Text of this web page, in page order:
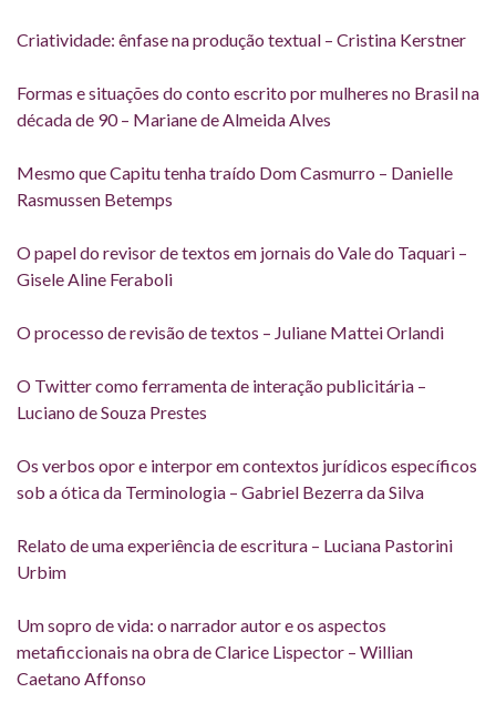
Criatividade: ênfase na produção textual – Cristina Kerstner
Formas e situações do conto escrito por mulheres no Brasil na
década de 90 – Mariane de Almeida Alves
Mesmo que Capitu tenha traído Dom Casmurro – Danielle
Rasmussen Betemps
O papel do revisor de textos em jornais do Vale do Taquari –
Gisele Aline Feraboli
O processo de revisão de textos – Juliane Mattei Orlandi
O Twitter como ferramenta de interação publicitária –
Luciano de Souza Prestes
Os verbos opor e interpor em contextos jurídicos específicos
sob a ótica da Terminologia – Gabriel Bezerra da Silva
Relato de uma experiência de escritura – Luciana Pastorini
Urbim
Um sopro de vida: o narrador autor e os aspectos
metaficcionais na obra de Clarice Lispector – Willian
Caetano Affonso